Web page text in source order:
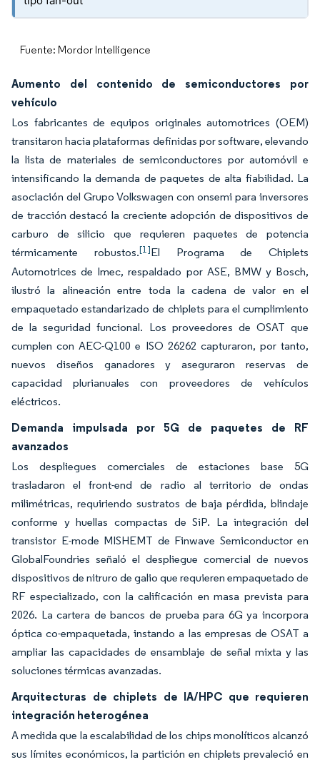
Fuente: Mordor Intelligence
Aumento del contenido de semiconductores por
vehículo
Los fabricantes de equipos originales automotrices (OEM)
transitaron hacia plataformas definidas por software, elevando
la lista de materiales de semiconductores por automóvil e
intensificando la demanda de paquetes de alta fiabilidad. La
asociación del Grupo Volkswagen con onsemi para inversores
de tracción destacó la creciente adopción de dispositivos de
carburo de silicio que requieren paquetes de potencia
térmicamente robustos.[1]El Programa de Chiplets
Automotrices de Imec, respaldado por ASE, BMW y Bosch,
ilustró la alineación entre toda la cadena de valor en el
empaquetado estandarizado de chiplets para el cumplimiento
de la seguridad funcional. Los proveedores de OSAT que
cumplen con AEC-Q100 e ISO 26262 capturaron, por tanto,
nuevos diseños ganadores y aseguraron reservas de
capacidad plurianuales con proveedores de vehículos
eléctricos.
Demanda impulsada por 5G de paquetes de RF
avanzados
Los despliegues comerciales de estaciones base 5G
trasladaron el front-end de radio al territorio de ondas
milimétricas, requiriendo sustratos de baja pérdida, blindaje
conforme y huellas compactas de SiP. La integración del
transistor E-mode MISHEMT de Finwave Semiconductor en
GlobalFoundries señaló el despliegue comercial de nuevos
dispositivos de nitruro de galio que requieren empaquetado de
RF especializado, con la calificación en masa prevista para
2026. La cartera de bancos de prueba para 6G ya incorpora
óptica co-empaquetada, instando a las empresas de OSAT a
ampliar las capacidades de ensamblaje de señal mixta y las
soluciones térmicas avanzadas.
Arquitecturas de chiplets de IA/HPC que requieren
integración heterogénea
A medida que la escalabilidad de los chips monolíticos alcanzó
sus límites económicos, la partición en chiplets prevaleció en